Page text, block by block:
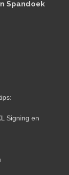
Spandoek
Signing en